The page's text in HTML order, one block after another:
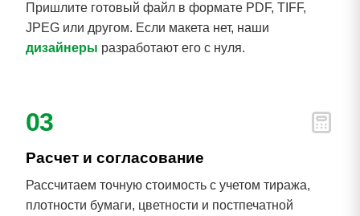
Пришлите готовый файл в формате PDF, TIFF,
JPEG или другом. Если макета нет, наши
дизайнеры разработают его с нуля.
03
Расчет и согласование
Рассчитаем точную стоимость с учетом тиража,
плотности бумаги, цветности и постпечатной